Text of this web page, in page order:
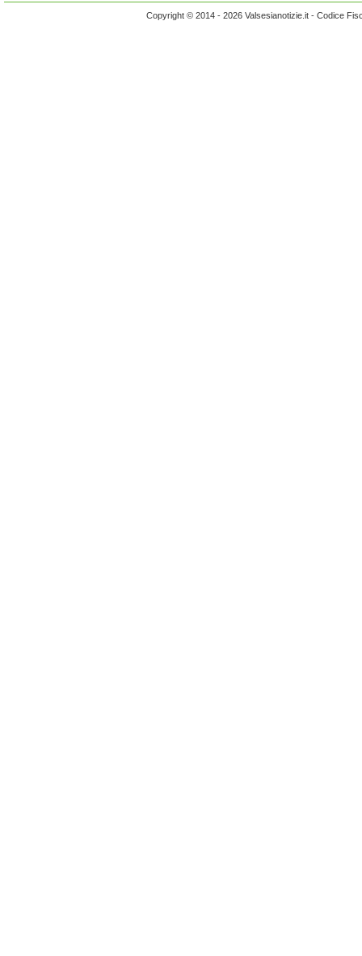
Copyright © 2014 - 2026 Valsesianotizie.it - Codice